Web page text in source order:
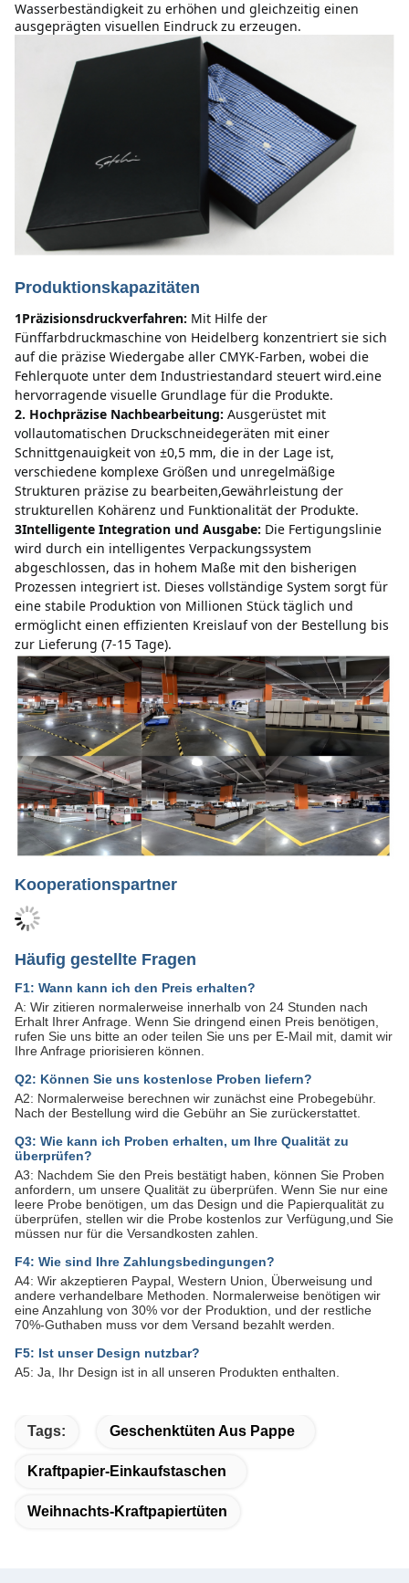
Wasserbeständigkeit zu erhöhen und gleichzeitig einen
ausgeprägten visuellen Eindruck zu erzeugen.
Produktionskapazitäten
1Präzisionsdruckverfahren: Mit Hilfe der
Fünffarbdruckmaschine von Heidelberg konzentriert sie sich
auf die präzise Wiedergabe aller CMYK-Farben, wobei die
Fehlerquote unter dem Industriestandard steuert wird.eine
hervorragende visuelle Grundlage für die Produkte.
2. Hochpräzise Nachbearbeitung: Ausgerüstet mit
vollautomatischen Druckschneidegeräten mit einer
Schnittgenauigkeit von ±0,5 mm, die in der Lage ist,
verschiedene komplexe Größen und unregelmäßige
Strukturen präzise zu bearbeiten,Gewährleistung der
strukturellen Kohärenz und Funktionalität der Produkte.
3Intelligente Integration und Ausgabe: Die Fertigungslinie
wird durch ein intelligentes Verpackungssystem
abgeschlossen, das in hohem Maße mit den bisherigen
Prozessen integriert ist. Dieses vollständige System sorgt für
eine stabile Produktion von Millionen Stück täglich und
ermöglicht einen effizienten Kreislauf von der Bestellung bis
zur Lieferung (7-15 Tage).
Kooperationspartner
Häufig gestellte Fragen
F1: Wann kann ich den Preis erhalten?
A: Wir zitieren normalerweise innerhalb von 24 Stunden nach
Erhalt Ihrer Anfrage. Wenn Sie dringend einen Preis benötigen,
rufen Sie uns bitte an oder teilen Sie uns per E-Mail mit, damit wir
Ihre Anfrage priorisieren können.
Q2: Können Sie uns kostenlose Proben liefern?
A2: Normalerweise berechnen wir zunächst eine Probegebühr.
Nach der Bestellung wird die Gebühr an Sie zurückerstattet.
Q3: Wie kann ich Proben erhalten, um Ihre Qualität zu
überprüfen?
A3: Nachdem Sie den Preis bestätigt haben, können Sie Proben
anfordern, um unsere Qualität zu überprüfen. Wenn Sie nur eine
leere Probe benötigen, um das Design und die Papierqualität zu
überprüfen, stellen wir die Probe kostenlos zur Verfügung,und Sie
müssen nur für die Versandkosten zahlen.
F4: Wie sind Ihre Zahlungsbedingungen?
A4: Wir akzeptieren Paypal, Western Union, Überweisung und
andere verhandelbare Methoden. Normalerweise benötigen wir
eine Anzahlung von 30% vor der Produktion, und der restliche
70%-Guthaben muss vor dem Versand bezahlt werden.
F5: Ist unser Design nutzbar?
A5: Ja, Ihr Design ist in all unseren Produkten enthalten.
Tags: Geschenktüten Aus Pappe
Kraftpapier-Einkaufstaschen
Weihnachts-Kraftpapiertüten